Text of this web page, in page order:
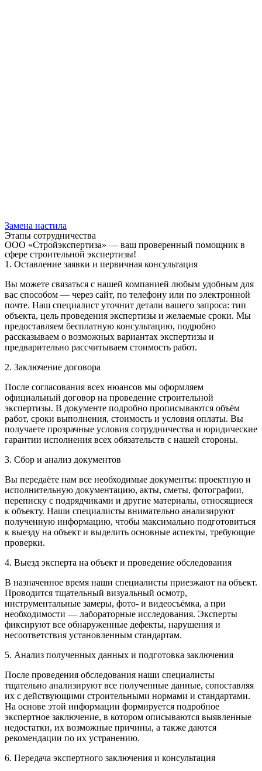
Замена настила
Этапы сотрудничества
ООО «Стройэкспертиза» — ваш проверенный помощник в
сфере строительной экспертизы!
1. Оставление заявки и первичная консультация
Вы можете связаться с нашей компанией любым удобным для
вас способом — через сайт, по телефону или по электронной
почте. Наш специалист уточнит детали вашего запроса: тип
объекта, цель проведения экспертизы и желаемые сроки. Мы
предоставляем бесплатную консультацию, подробно
рассказываем о возможных вариантах экспертизы и
предварительно рассчитываем стоимость работ.
2. Заключение договора
После согласования всех нюансов мы оформляем
официальный договор на проведение строительной
экспертизы. В документе подробно прописываются объём
работ, сроки выполнения, стоимость и условия оплаты. Вы
получаете прозрачные условия сотрудничества и юридические
гарантии исполнения всех обязательств с нашей стороны.
3. Сбор и анализ документов
Вы передаёте нам все необходимые документы: проектную и
исполнительную документацию, акты, сметы, фотографии,
переписку с подрядчиками и другие материалы, относящиеся
к объекту. Наши специалисты внимательно анализируют
полученную информацию, чтобы максимально подготовиться
к выезду на объект и выделить основные аспекты, требующие
проверки.
4. Выезд эксперта на объект и проведение обследования
В назначенное время наши специалисты приезжают на объект.
Проводится тщательный визуальный осмотр,
инструментальные замеры, фото- и видеосъёмка, а при
необходимости — лабораторные исследования. Эксперты
фиксируют все обнаруженные дефекты, нарушения и
несоответствия установленным стандартам.
5. Анализ полученных данных и подготовка заключения
После проведения обследования наши специалисты
тщательно анализируют все полученные данные, сопоставляя
их с действующими строительными нормами и стандартами.
На основе этой информации формируется подробное
экспертное заключение, в котором описываются выявленные
недостатки, их возможные причины, а также даются
рекомендации по их устранению.
6. Передача экспертного заключения и консультация